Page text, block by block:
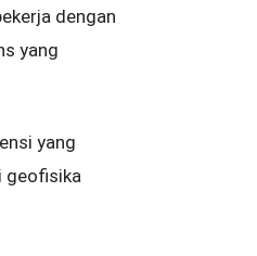
dengan
yang
yang
geofisika